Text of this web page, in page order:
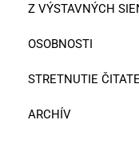
Z VÝSTAVNÝCH
OSOBNOSTI
STRETNUTIE
ARCHÍV